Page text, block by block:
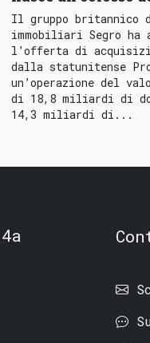
Il gruppo britannico
immobiliari Segro ha
l’offerta di
dalla statunitense
un’operazione del
di 18,8 miliardi di
14,3 miliardi di...